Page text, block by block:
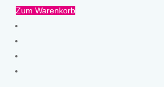
Zum Warenkorb